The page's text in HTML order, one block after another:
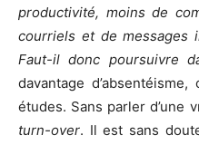
productivité, moins de
courriels et de messages
Faut-il donc poursuivre
davantage
études. Sans parler d’une
turn-over. Il est sans